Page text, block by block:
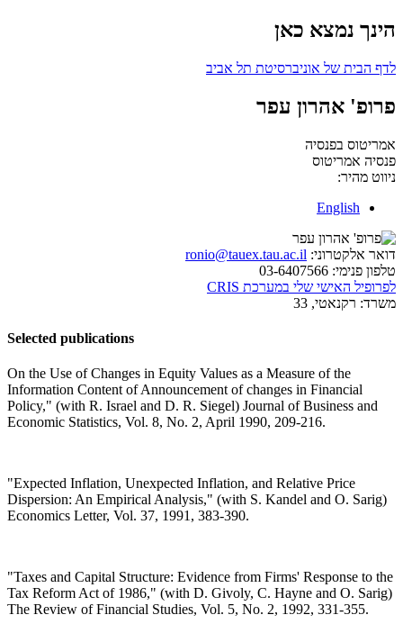
הינך נמצא כאן
לדף הבית של אוניברסיטת תל אביב
פרופ' אהרון עפר
אמריטוס בפנסיה
פנסיה אמריטוס
ניווט מהיר:
English
דואר אלקטרוני: ronio@tauex.tau.ac.il
טלפון פנימי:
לפרופיל האישי שלי במערכת CRIS
משרד: רקנאטי, 33
Selected publications
On the Use of Changes in Equity Values as a Measure of the
Information Content of Announcement of changes in Financial
Policy," (with R. Israel and D. R. Siegel) Journal of Business and
Economic Statistics, Vol. 8, No. 2, April 1990, 209-216.
"Expected Inflation, Unexpected Inflation, and Relative Price
Dispersion: An Empirical Analysis," (with S. Kandel and O. Sarig)
Economics Letter, Vol. 37, 1991, 383-390.
"Taxes and Capital Structure: Evidence from Firms' Response to the
Tax Reform Act of 1986," (with D. Givoly, C. Hayne and O. Sarig)
The Review of Financial Studies, Vol. 5, No. 2, 1992, 331-355.